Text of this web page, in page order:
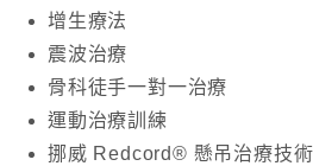
增生療法
震波治療
骨科徒手一對一治療
運動治療訓練
挪威 Redcord® 懸吊治療技術